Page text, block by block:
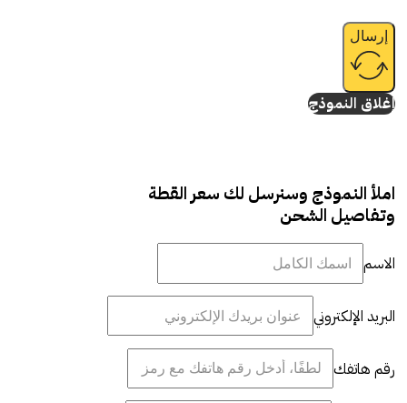
إرسال
إغلاق النموذج
املأ النموذج وسنرسل لك سعر القطة
وتفاصيل الشحن
الاسم
البريد الإلكتروني
رقم هاتفك